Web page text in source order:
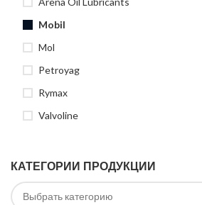
Mobil
Mol
Petroyag
Rymax
Valvoline
КАТЕГОРИИ ПРОДУКЦИИ